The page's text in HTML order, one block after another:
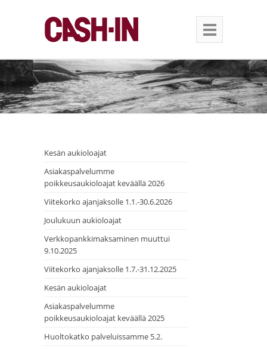
Kesän aukioloajat
Asiakaspalvelumme
poikkeusaukioloajat keväällä 2026
Viitekorko ajanjaksolle 1.1.-30.6.2026
Joulukuun aukioloajat
Verkkopankkimaksaminen muuttui
9.10.2025
Viitekorko ajanjaksolle 1.7.-31.12.2025
Kesän aukioloajat
Asiakaspalvelumme
poikkeusaukioloajat keväällä 2025
Huoltokatko palveluissamme 5.2.